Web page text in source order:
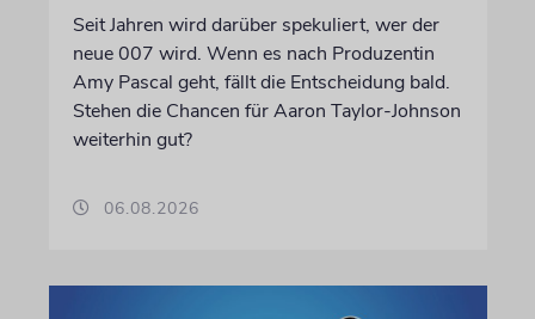
Seit Jahren wird darüber spekuliert, wer der
neue 007 wird. Wenn es nach Produzentin
Amy Pascal geht, fällt die Entscheidung bald.
Stehen die Chancen für Aaron Taylor-Johnson
weiterhin gut?
06.08.2026